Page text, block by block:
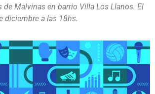
de Malvinas en barrio Villa Los Llanos. El
diciembre a las 18hs.